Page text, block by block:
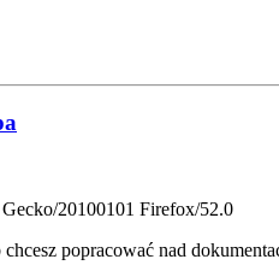
20100101 Firefox/52.0
popracować nad